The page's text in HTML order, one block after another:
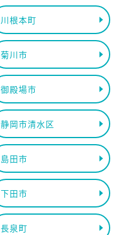
川根本町
菊川市
御殿場市
静岡市清水区
島田市
下田市
長泉町